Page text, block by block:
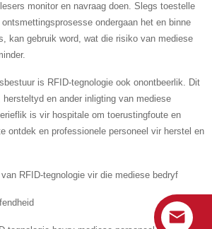
monitor en navraag doen. Slegs toestelle
ondergaan het en binne
kan gebruik word, wat die risiko van mediese
is RFID-tegnologie ook onontbeerlik. Dit
hersteltyd en ander inligting van mediese
is vir hospitale om toerustingfoute en
ontdek en professionele personeel vir herstel en
RFID-tegnologie vir die mediese bedryf